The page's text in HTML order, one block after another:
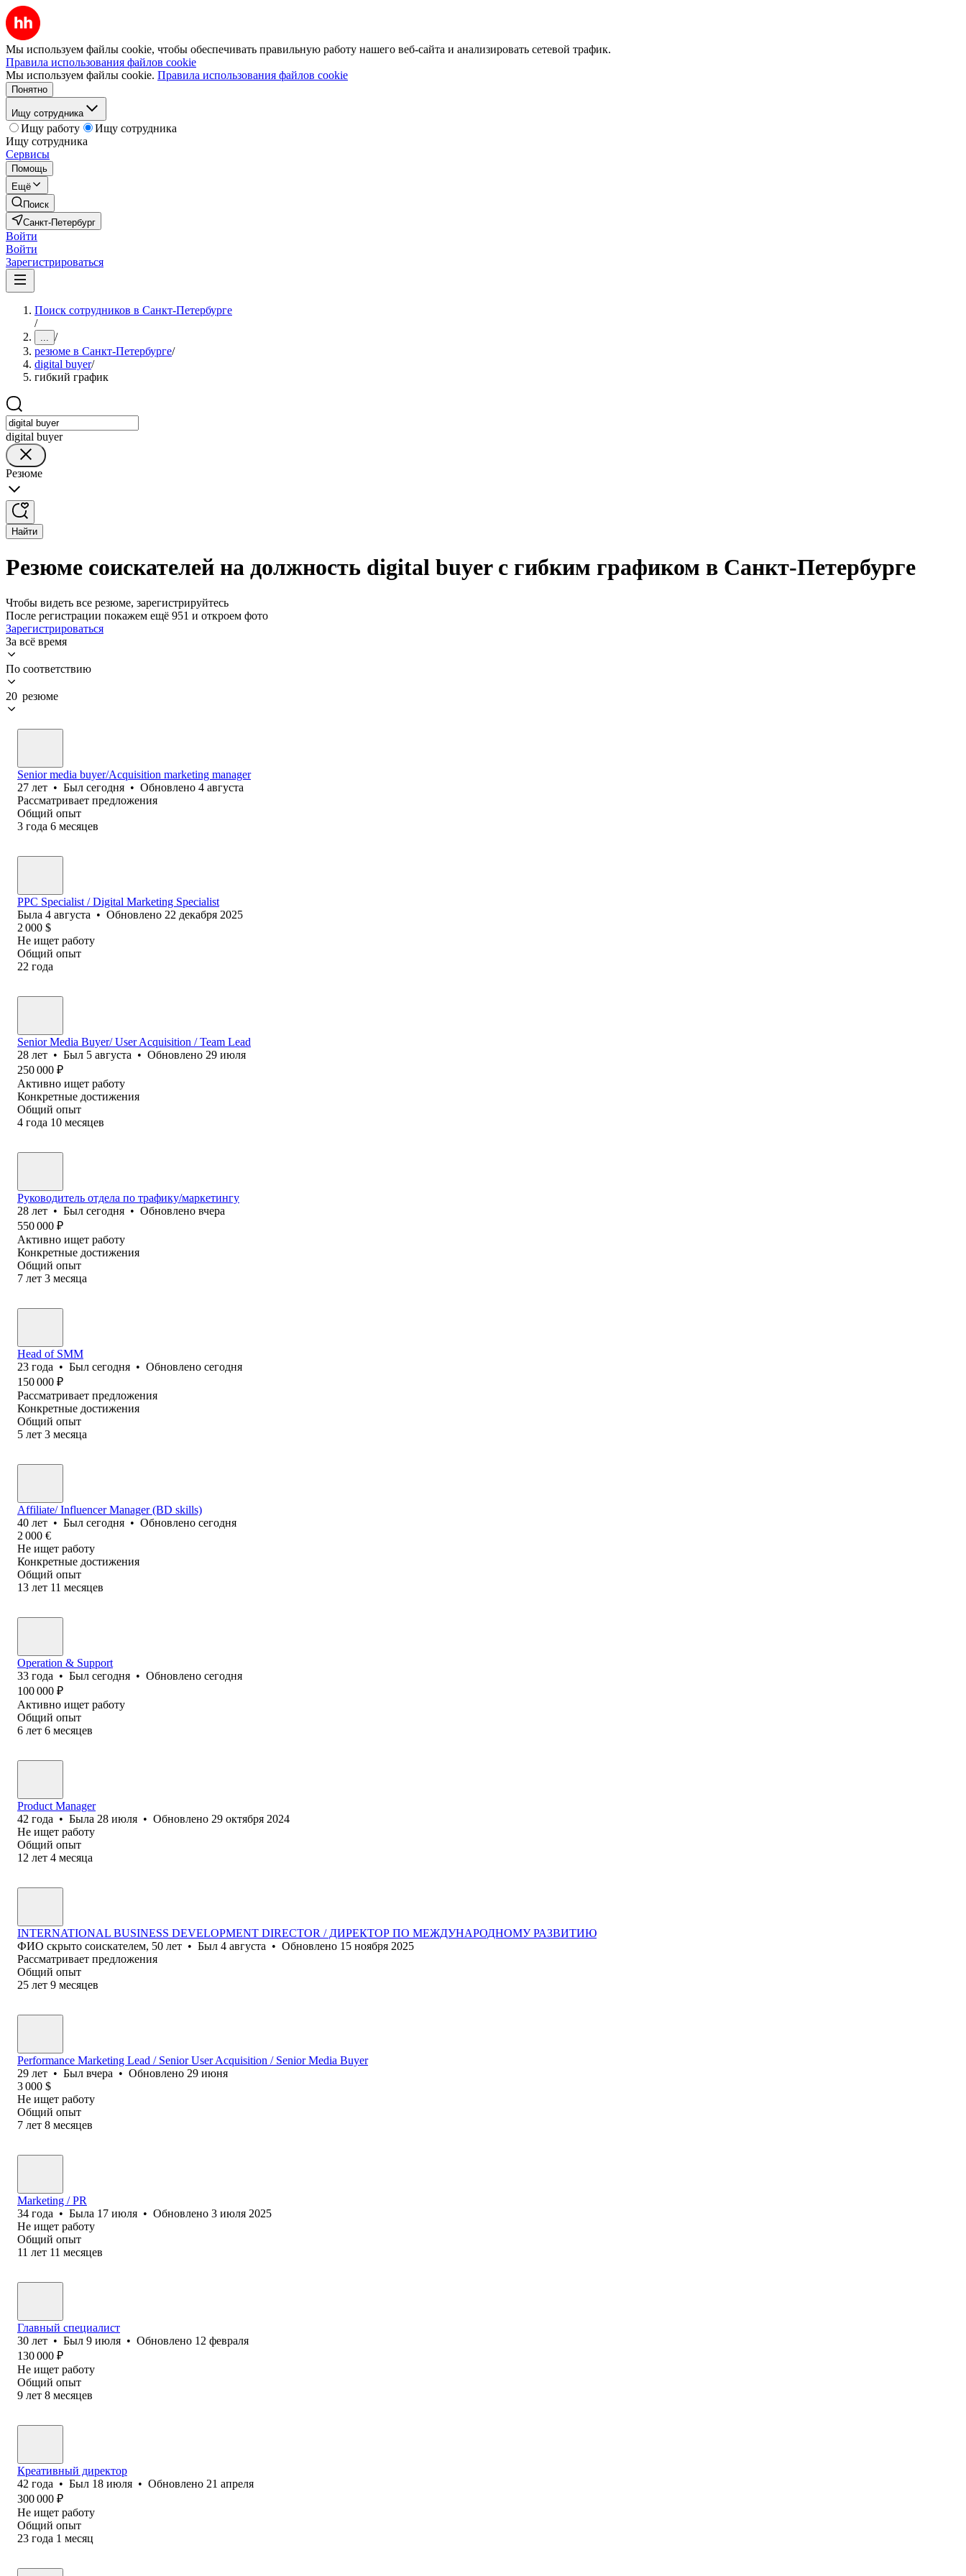
Мы используем файлы cookie, чтобы обеспечивать правильную работу нашего веб-сайта и анализировать сетевой трафик.
Правила использования файлов cookie
Мы используем файлы cookie. Правила использования файлов cookie
Понятно
Ищу сотрудника
Ищу работу
Ищу сотрудника
Ищу сотрудника
Сервисы
Помощь
Ещё
Поиск
Санкт-Петербург
Войти
Войти
Зарегистрироваться
Поиск сотрудников в Санкт-Петербурге
/
... /
резюме в Санкт-Петербурге/
digital buyer/
гибкий график
digital buyer
Резюме
Найти
Резюме соискателей на должность digital buyer с гибким графиком в Санкт-Петербурге
Чтобы видеть все резюме, зарегистрируйтесь
После регистрации покажем ещё 951 и откроем фото
Зарегистрироваться
За всё время
По соответствию
20 резюме
Senior media buyer/Acquisition marketing manager
27 лет • Был сегодня • Обновлено 4 августа
Рассматривает предложения
Общий опыт
3 года 6 месяцев
PPC Specialist / Digital Marketing Specialist
Была 4 августа • Обновлено 22 декабря 2025
2 000 $
Не ищет работу
Общий опыт
22 года
Senior Media Buyer/ User Acquisition / Team Lead
28 лет • Был 5 августа • Обновлено 29 июля
250 000 ₽
Активно ищет работу
Конкретные достижения
Общий опыт
4 года 10 месяцев
Руководитель отдела по трафику/маркетингу
28 лет • Был сегодня • Обновлено вчера
550 000 ₽
Активно ищет работу
Конкретные достижения
Общий опыт
7 лет 3 месяца
Head of SMM
23 года • Был сегодня • Обновлено сегодня
150 000 ₽
Рассматривает предложения
Конкретные достижения
Общий опыт
5 лет 3 месяца
Affiliate/ Influencer Manager (BD skills)
40 лет • Был сегодня • Обновлено сегодня
2 000 €
Не ищет работу
Конкретные достижения
Общий опыт
13 лет 11 месяцев
Operation & Support
33 года • Был сегодня • Обновлено сегодня
100 000 ₽
Активно ищет работу
Общий опыт
6 лет 6 месяцев
Product Manager
42 года • Была 28 июля • Обновлено 29 октября 2024
Не ищет работу
Общий опыт
12 лет 4 месяца
INTERNATIONAL BUSINESS DEVELOPMENT DIRECTOR / ДИРЕКТОР ПО МЕЖДУНАРОДНОМУ РАЗВИТИЮ
ФИО скрыто соискателем, 50 лет • Был 4 августа • Обновлено 15 ноября 2025
Рассматривает предложения
Общий опыт
25 лет 9 месяцев
Performance Marketing Lead / Senior User Acquisition / Senior Media Buyer
29 лет • Был вчера • Обновлено 29 июня
3 000 $
Не ищет работу
Общий опыт
7 лет 8 месяцев
Marketing / PR
34 года • Была 17 июля • Обновлено 3 июля 2025
Не ищет работу
Общий опыт
11 лет 11 месяцев
Главный специалист
30 лет • Был 9 июля • Обновлено 12 февраля
130 000 ₽
Не ищет работу
Общий опыт
9 лет 8 месяцев
Креативный директор
42 года • Был 18 июля • Обновлено 21 апреля
300 000 ₽
Не ищет работу
Общий опыт
23 года 1 месяц